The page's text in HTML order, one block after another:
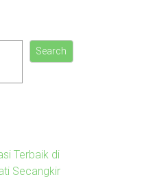
Search
Terbaik di
Secangkir